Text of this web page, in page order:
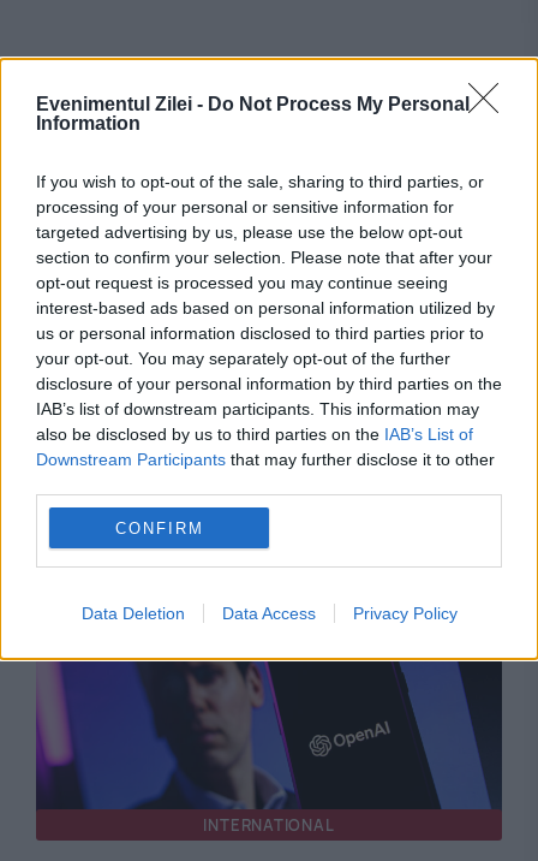
Evenimentul Zilei - Do Not Process My Personal
Information
If you wish to opt-out of the sale, sharing to third parties, or
processing of your personal or sensitive information for
targeted advertising by us, please use the below opt-out
section to confirm your selection. Please note that after your
opt-out request is processed you may continue seeing
interest-based ads based on personal information utilized by
us or personal information disclosed to third parties prior to
your opt-out. You may separately opt-out of the further
disclosure of your personal information by third parties on the
IAB’s list of downstream participants. This information may
also be disclosed by us to third parties on the IAB’s List of
Downstream Participants that may further disclose it to other
CONFIRM
Data Deletion Data Access Privacy Policy
Recomandările noastre
INTERNATIONAL
Experții au descoperit o breșă de securitate în
software-ul și suspendă vânzările
INTERNATIONAL